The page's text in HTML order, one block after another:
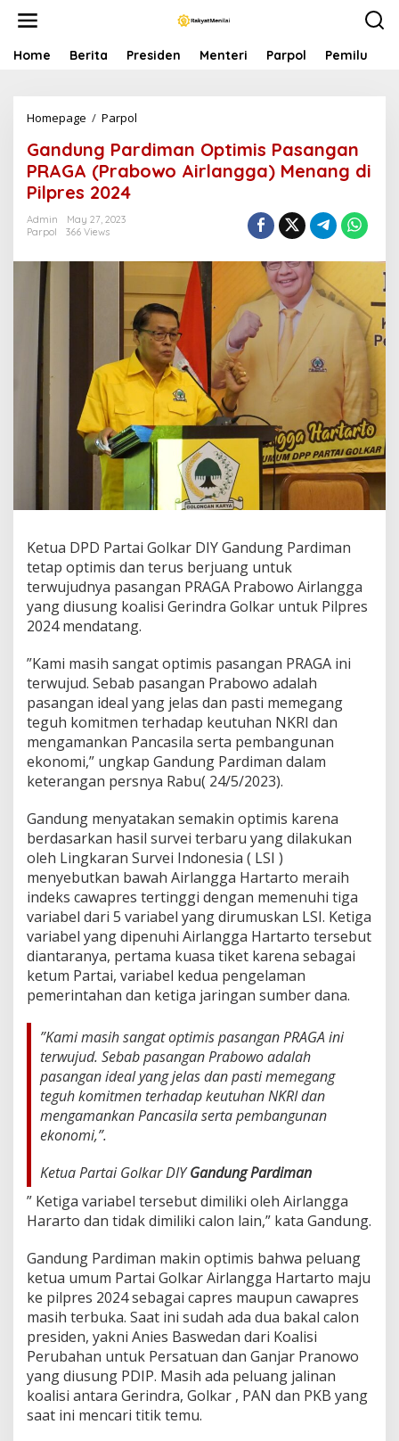
Home Berita Presiden Menteri Parpol Pemilu
Homepage / Parpol
n
d
u
r
i
m
a
n
O
p
m
i
s
a
g
a
n
R
A
A
(
P
r
a
b
o
w
o
i
r
l
a
n
g
g
a
)
M
e
n
n
d
i
P
i
e
s
2
0
4
Gandung Pardiman Optimis Pasangan
PRAGA (Prabowo Airlangga) Menang di
Pilpres 2024
Admin
May 27, 2023
Parpol
366 Views
Ketua DPD Partai Golkar DIY Gandung Pardiman
tetap optimis dan terus berjuang untuk
terwujudnya pasangan PRAGA Prabowo Airlangga
yang diusung koalisi Gerindra Golkar untuk Pilpres
2024 mendatang.
”Kami masih sangat optimis pasangan PRAGA ini
terwujud. Sebab pasangan Prabowo adalah
pasangan ideal yang jelas dan pasti memegang
teguh komitmen terhadap keutuhan NKRI dan
mengamankan Pancasila serta pembangunan
ekonomi,” ungkap Gandung Pardiman dalam
keterangan persnya Rabu( 24/5/2023).
Gandung menyatakan semakin optimis karena
berdasarkan hasil survei terbaru yang dilakukan
oleh Lingkaran Survei Indonesia ( LSI )
menyebutkan bawah Airlangga Hartarto meraih
indeks cawapres tertinggi dengan memenuhi tiga
variabel dari 5 variabel yang dirumuskan LSI. Ketiga
variabel yang dipenuhi Airlangga Hartarto tersebut
diantaranya, pertama kuasa tiket karena sebagai
ketum Partai, variabel kedua pengelaman
pemerintahan dan ketiga jaringan sumber dana.
”Kami masih sangat optimis pasangan PRAGA ini
terwujud. Sebab pasangan Prabowo adalah
pasangan ideal yang jelas dan pasti memegang
teguh komitmen terhadap keutuhan NKRI dan
mengamankan Pancasila serta pembangunan
ekonomi,”.
Ketua Partai Golkar DIYGandung Pardiman
” Ketiga variabel tersebut dimiliki oleh Airlangga
Hararto dan tidak dimiliki calon lain,” kata Gandung.
Gandung Pardiman makin optimis bahwa peluang
ketua umum Partai Golkar Airlangga Hartarto maju
ke pilpres 2024 sebagai capres maupun cawapres
masih terbuka. Saat ini sudah ada dua bakal calon
presiden, yakni Anies Baswedan dari Koalisi
Perubahan untuk Persatuan dan Ganjar Pranowo
yang diusung PDIP. Masih ada peluang jalinan
koalisi antara Gerindra, Golkar , PAN dan PKB yang
saat ini mencari titik temu.